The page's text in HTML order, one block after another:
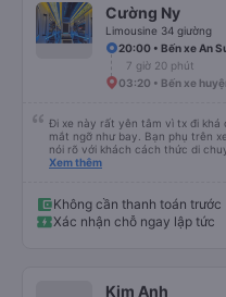
Cường Ny
Limousine 34 giường
20:00 • Bến xe An
7 giờ 20 phút
03:20 • Bến xe
Đi xe này rất yên tâm vì tx đi khá
mắt ngỡ như bay. Bạn phụ trên
nói rõ với khách cách thức di
nhỏ tay xách nách mang mà
Xem thêm
Không cần thanh toán trước
Xác nhận chỗ ngay lập tức
Kim Anh